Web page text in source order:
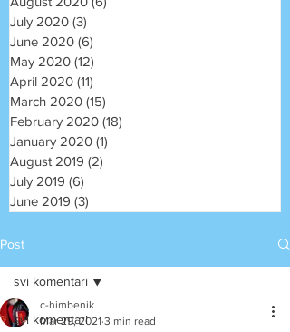
July 2020 (3)
June 2020 (6)
May 2020 (12)
April 2020 (11)
March 2020 (15)
February 2020 (18)
January 2020 (1)
August 2019 (2)
July 2019 (6)
June 2019 (3)
Post
svi komentari
svi komentari
c-himbenik
Mar 29, 2021 3 min read